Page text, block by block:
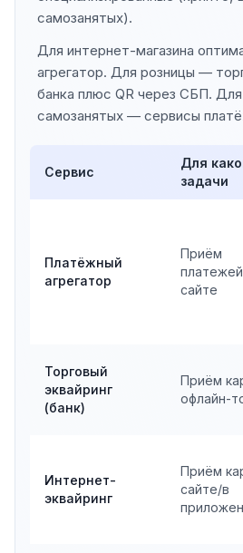
самозанятых).
Для интернет-магазина
агрегатор. Для розницы —
банка плюс QR через СБП.
самозанятых — сервисы
Сервис
Для
задачи
Платёжный
агрегатор
Приём
сайте
Торговый
эквайринг
(банк)
Приём
офлайн-
Интернет-
эквайринг
Приём
сайте/в